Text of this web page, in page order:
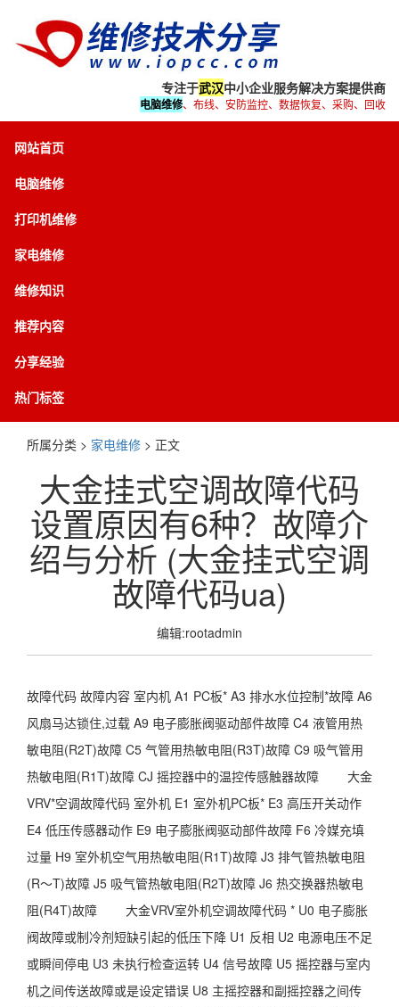
专注于武汉中小企业服务解决方案提供商
电脑维修、布线、安防监控、数据恢复、采购、回收
网站首页
电脑维修
打印机维修
家电维修
维修知识
推荐内容
分享经验
热门标签
所属分类 > 家电维修 > 正文
大金挂式空调故障代码
设置原因有6种？故障介
绍与分析 (大金挂式空调
故障代码ua)
编辑:rootadmin
故障代码 故障内容 室内机 A1 PC板* A3 排水水位控制*故障 A6
风扇马达锁住,过载 A9 电子膨胀阀驱动部件故障 C4 液管用热
敏电阻(R2T)故障 C5 气管用热敏电阻(R3T)故障 C9 吸气管用
热敏电阻(R1T)故障 CJ 摇控器中的温控传感触器故障 大金
VRV*空调故障代码 室外机 E1 室外机PC板* E3 高压开关动作
E4 低压传感器动作 E9 电子膨胀阀驱动部件故障 F6 冷媒充填
过量 H9 室外机空气用热敏电阻(R1T)故障 J3 排气管热敏电阻
(R～T)故障 J5 吸气管热敏电阻(R2T)故障 J6 热交换器热敏电
阻(R4T)故障 大金VRV室外机空调故障代码 * U0 电子膨胀
阀故障或制冷剂短缺引起的低压下降 U1 反相 U2 电源电压不足
或瞬间停电 U3 未执行检查运转 U4 信号故障 U5 摇控器与室内
机之间传送故障或是设定错误 U8 主摇控器和副摇控器之间传